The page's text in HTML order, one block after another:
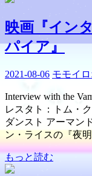
映画『イン
パイア』
2021-08-06 モモイ
Interview with the
レスタト：トム・
ダンスト アーマン
ン・ライスの『夜
もっと読む